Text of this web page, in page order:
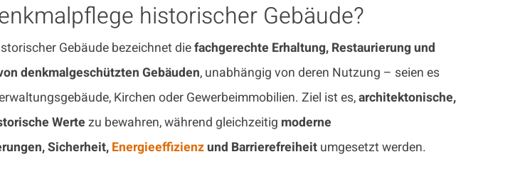
historischer Gebäude?
Gebäude bezeichnet diefachgerechte Erhaltung, Restaurierung und
denkmalgeschützten Gebäuden, unabhängig von deren Nutzung – seien es
Kirchen oder Gewerbeimmobilien. Ziel ist es,architektonische,
Wertezu bewahren, während gleichzeitig moderne
Sicherheit, Energieeffizienzund Barrierefreiheitumgesetzt werden.